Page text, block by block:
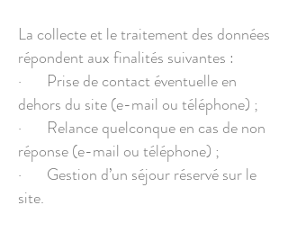
La collecte et le traitement des données
répondent aux finalités suivantes :
· Prise de contact éventuelle en
dehors du site (e-mail ou téléphone) ;
· Relance quelconque en cas de non
réponse (e-mail ou téléphone) ;
· Gestion d’un séjour réservé sur le
site.